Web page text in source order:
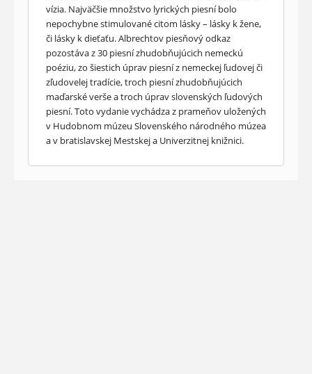
vízia. Najväčšie množstvo lyrických piesní bolo
nepochybne stimulované citom lásky – lásky k žene,
či lásky k dieťaťu. Albrechtov piesňový odkaz
pozostáva z 30 piesní zhudobňujúcich nemeckú
poéziu, zo šiestich úprav piesní z nemeckej ľudovej či
zľudovelej tradície, troch piesní zhudobňujúcich
maďarské verše a troch úprav slovenských ľudových
piesní. Toto vydanie vychádza z prameňov uložených
v Hudobnom múzeu Slovenského národného múzea
a v bratislavskej Mestskej a Univerzitnej knižnici.